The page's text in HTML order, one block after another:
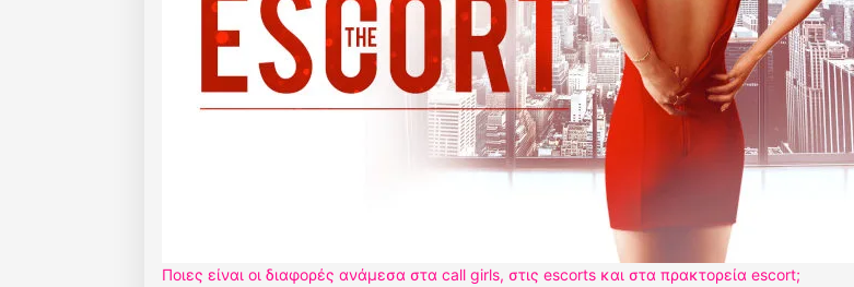
Ποιες είναι οι διαφορές ανάμεσα στα call girls, στις escorts και στα πρακτορεία escort;